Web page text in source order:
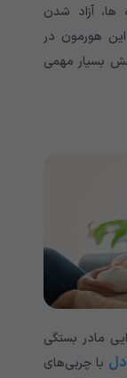
ها، آزاد شدن
هورمون در
بسیار مهمی
مادر بستگی
با چربی‌های